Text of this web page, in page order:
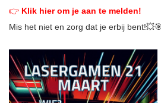
👉 Klik hier om je aan te melden!
Mis het niet en zorg dat je erbij